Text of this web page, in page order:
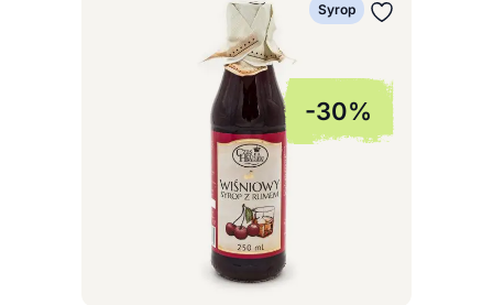
Syrop
-30%